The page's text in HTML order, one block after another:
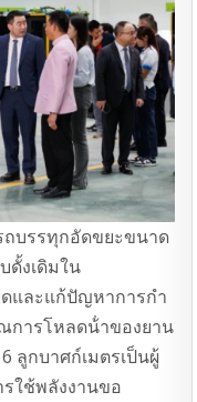
บรรทุกอัดขยะขนาด
ดั้งเดิมใน
และแก้ปัญหาการกํา
การโหลดน้ําของยาน
ลูกบาศก์เมตรเป็นผู้
ใช้พลังงานขอ